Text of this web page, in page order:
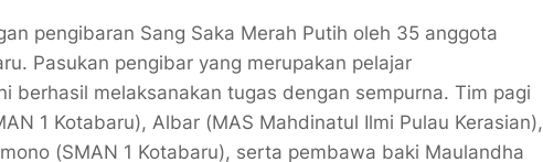
pengibaran Sang Saka Merah Putih oleh 35 anggota
Pasukan pengibar yang merupakan pelajar
berhasil melaksanakan tugas dengan sempurna. Tim pagi
1 Kotabaru), Albar (MAS Mahdinatul Ilmi Pulau Kerasian),
(SMAN 1 Kotabaru), serta pembawa baki Maulandha